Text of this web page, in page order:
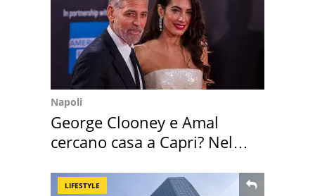
Napoli
George Clooney e Amal
cercano casa a Capri? Nel
LIFESTYLE